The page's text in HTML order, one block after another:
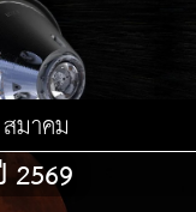
สมาคม
2569